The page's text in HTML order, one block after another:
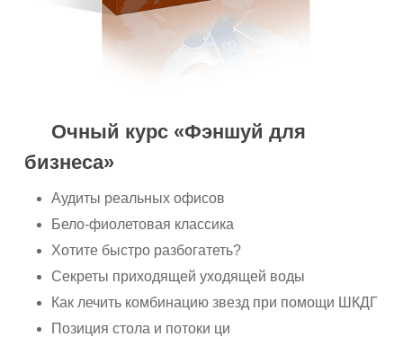
Очный курс «Фэншуй для
бизнеса»
Аудиты реальных офисов
Бело-фиолетовая классика
Хотите быстро разбогатеть?
Секреты приходящей уходящей воды
Как лечить комбинацию звезд при помощи ШКДГ
Позиция стола и потоки ци